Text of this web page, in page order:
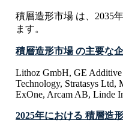
積層造形市場 は、2035
ます。
積層造形市場 の主要な
Lithoz GmbH, GE Additive
Technology, Stratasys Ltd,
ExOne, Arcam AB, Linde
2025年における 積層造